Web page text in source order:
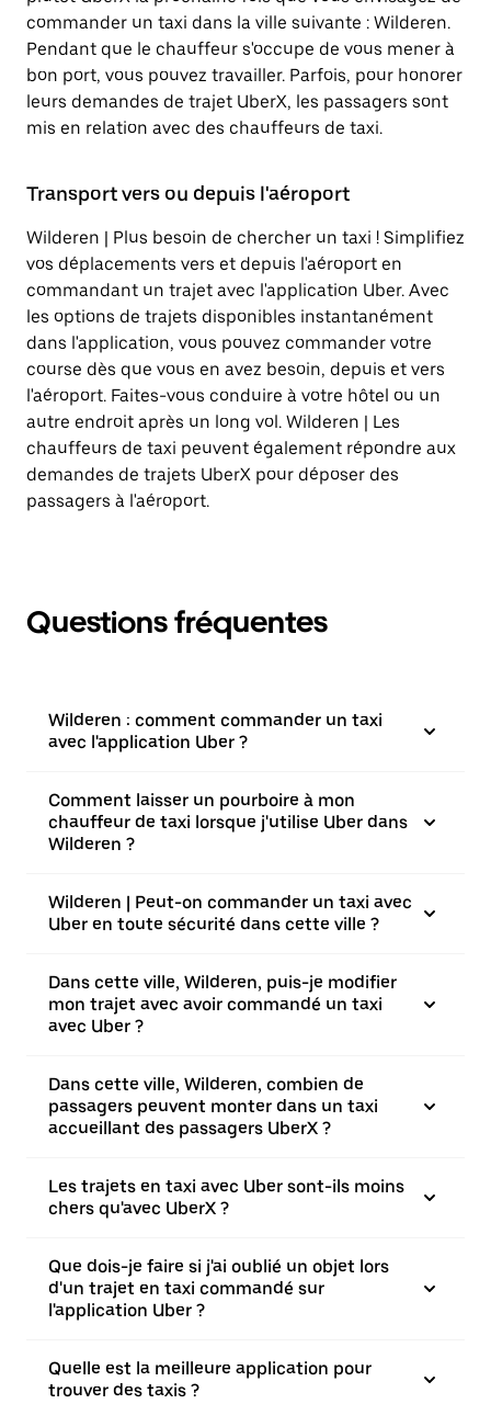
commander un taxi dans la ville suivante : Wilderen.
Pendant que le chauffeur s'occupe de vous mener à
bon port, vous pouvez travailler. Parfois, pour honorer
leurs demandes de trajet UberX, les passagers sont
mis en relation avec des chauffeurs de taxi.
Transport vers ou depuis l'aéroport
Wilderen | Plus besoin de chercher un taxi ! Simplifiez
vos déplacements vers et depuis l'aéroport en
commandant un trajet avec l'application Uber. Avec
les options de trajets disponibles instantanément
dans l'application, vous pouvez commander votre
course dès que vous en avez besoin, depuis et vers
l'aéroport. Faites-vous conduire à votre hôtel ou un
autre endroit après un long vol. Wilderen | Les
chauffeurs de taxi peuvent également répondre aux
demandes de trajets UberX pour déposer des
passagers à l'aéroport.
Questions fréquentes
Wilderen : comment commander un taxi
avec l'application Uber ?
Comment laisser un pourboire à mon
chauffeur de taxi lorsque j'utilise Uber dans
Wilderen ?
Wilderen | Peut-on commander un taxi avec
Uber en toute sécurité dans cette ville ?
Dans cette ville, Wilderen, puis-je modifier
mon trajet avec avoir commandé un taxi
avec Uber ?
Dans cette ville, Wilderen, combien de
passagers peuvent monter dans un taxi
accueillant des passagers UberX ?
Les trajets en taxi avec Uber sont-ils moins
chers qu'avec UberX ?
Que dois-je faire si j'ai oublié un objet lors
d'un trajet en taxi commandé sur
l'application Uber ?
Quelle est la meilleure application pour
trouver des taxis ?